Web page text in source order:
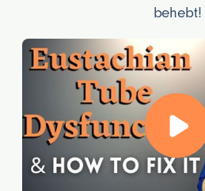
behebt!